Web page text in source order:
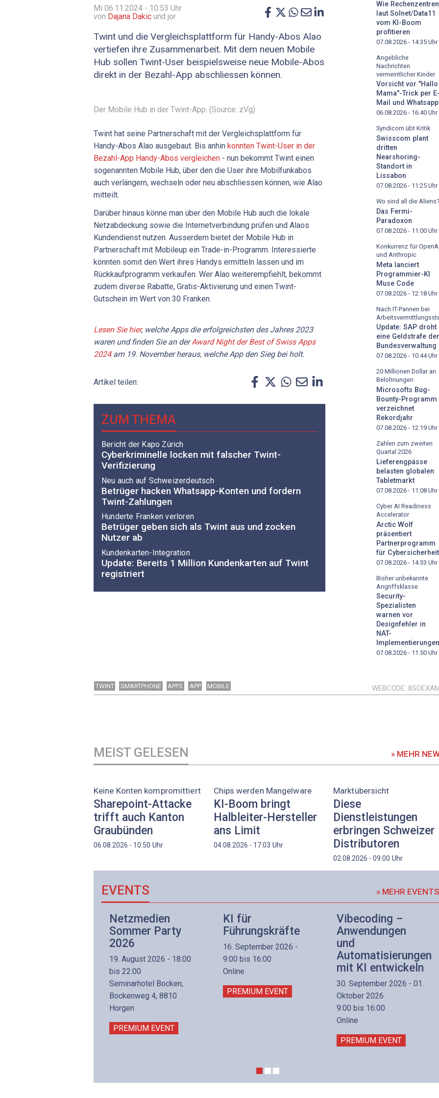
Mi 06.11.2024 - 10:53 Uhr
von Dajana Dakic und jor
Twint und die Vergleichsplattform für Handy-Abos Alao
vertiefen ihre Zusammenarbeit. Mit dem neuen Mobile
Hub sollen Twint-User beispielsweise neue Mobile-Abos
direkt in der Bezahl-App abschliessen können.
Der Mobile Hub in der Twint-App. (Source: zVg)
Twint hat seine Partnerschaft mit der Vergleichsplattform für
Handy-Abos Alao ausgebaut. Bis anhin konnten Twint-User in der
Bezahl-App Handy-Abos vergleichen - nun bekommt Twint einen
sogenannten Mobile Hub, über den die User ihre Mobilfunkabos
auch verlängern, wechseln oder neu abschliessen können, wie Alao
mitteilt.
Darüber hinaus könne man über den Mobile Hub auch die lokale
Netzabdeckung sowie die Internetverbindung prüfen und Alaos
Kundendienst nutzen. Ausserdem bietet der Mobile Hub in
Partnerschaft mit Mobileup ein Trade-in-Programm. Interessierte
könnten somit den Wert ihres Handys ermitteln lassen und im
Rückkaufprogramm verkaufen. Wer Alao weiterempfiehlt, bekommt
zudem diverse Rabatte, Gratis-Aktivierung und einen Twint-
Gutschein im Wert von 30 Franken.
Lesen Sie hier, welche Apps die erfolgreichsten des Jahres 2023
waren und finden Sie an derAward Night der Best of Swiss Apps
2024am 19. November heraus, welche App den Sieg bei holt.
Artikel teilen:
ZUM THEMA
Bericht der Kapo Zürich
Cyberkriminelle locken mit falscher Twint-
Verifizierung
Neu auch auf Schweizerdeutsch
Betrüger hacken Whatsapp-Konten und fordern
Twint-Zahlungen
Hunderte Franken verloren
Betrüger geben sich als Twint aus und zocken
Nutzer ab
Kundenkarten-Integration
Update: Bereits 1 Million Kundenkarten auf Twint
registriert
Wie Rechenzentren
laut Solnet/Data11
vom KI-Boom
profitieren
07.08.2026 - 14:35 Uhr
Angebliche
Nachrichten
vermeintlicher Kinder
Vorsicht vor "Hallo
Mama"-Trick per E-
Mail und Whatsapp
06.08.2026 - 16:40 Uhr
Syndicom übt Kritik
Swisscom plant
dritten
Nearshoring-
Standort in
Lissabon
07.08.2026 - 11:25 Uhr
Wo sind all die Aliens?
Das Fermi-
Paradoxon
07.08.2026 - 11:00 Uhr
Konkurrenz für OpenAI
und Anthropic
Meta lanciert
Programmier-KI
Muse Code
07.08.2026 - 12:18 Uhr
Nach IT-Pannen bei
Update: SAP droht
eine Geldstrafe der
Bundesverwaltung
07.08.2026 - 10:44Uhr
20 Millionen Dollar an
Belohnungen
Microsofts Bug-
Bounty-Programm
verzeichnet
Rekordjahr
07.08.2026 - 12:19 Uhr
Zahlen zum zweiten
Quartal 2026
Lieferengpässe
belasten globalen
Tabletmarkt
07.08.2026 - 11:08 Uhr
Cyber AI Readiness
Accelerator
Arctic Wolf
präsentiert
Partnerprogramm
für Cybersicherheit
07.08.2026 - 14:33 Uhr
Bisher unbekannte
Angriffsklasse
Security-
Spezialisten
warnen vor
Designfehler in
NAT-
Implementierungen
07.08.2026 - 11:50 Uhr
TWINT SMARTPHONE APPS APP MOBILE WEBCODE
MEIST GELESEN » MEHR
Keine Konten kompromittiert
Sharepoint-Attacke
trifft auch Kanton
Graubünden
06.08.2026 - 10:50 Uhr
Chips werden Mangelware
KI-Boom bringt
Halbleiter-Hersteller
ans Limit
04.08.2026 - 17:03 Uhr
Marktübersicht
Diese
Dienstleistungen
erbringen Schweizer
Distributoren
02.08.2026 - 09:00 Uhr
EVENTS » MEHR EVENTS
Netzmedien
Sommer Party
2026
19. August 2026 - 18:00
bis 22:00
Seminarhotel Bocken,
Bockenweg 4, 8810
Horgen
PREMIUM EVENT
KI für
Führungskräfte
16. September 2026 -
9:00 bis 16:00
Online
PREMIUM EVENT
Vibecoding –
Anwendungen
und
Automatisierungen
mit KI entwickeln
30. September 2026 - 01.
Oktober 2026
9:00 bis 16:00
Online
PREMIUM EVENT